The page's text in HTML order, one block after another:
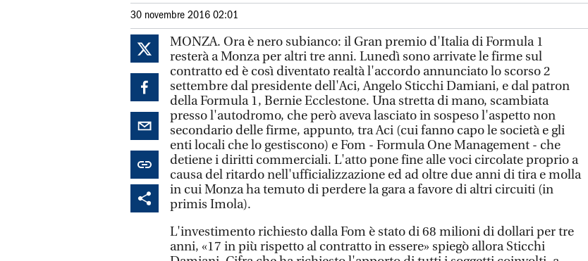
30 novembre 2016 02:01
MONZA. Ora è nero subianco: il Gran premio d'Italia di Formula 1
resterà a Monza per altri tre anni. Lunedì sono arrivate le firme sul
contratto ed è così diventato realtà l'accordo annunciato lo scorso 2
settembre dal presidente dell'Aci, Angelo Sticchi Damiani, e dal patron
della Formula 1, Bernie Ecclestone. Una stretta di mano, scambiata
presso l'autodromo, che però aveva lasciato in sospeso l'aspetto non
secondario delle firme, appunto, tra Aci (cui fanno capo le società e gli
enti locali che lo gestiscono) e Fom - Formula One Management - che
detiene i diritti commerciali. L'atto pone fine alle voci circolate proprio a
causa del ritardo nell'ufficializzazione ed ad oltre due anni di tira e molla
in cui Monza ha temuto di perdere la gara a favore di altri circuiti (in
primis Imola).
L'investimento richiesto dalla Fom è stato di 68 milioni di dollari per tre
anni, «17 in più rispetto al contratto in essere» spiegò allora Sticchi